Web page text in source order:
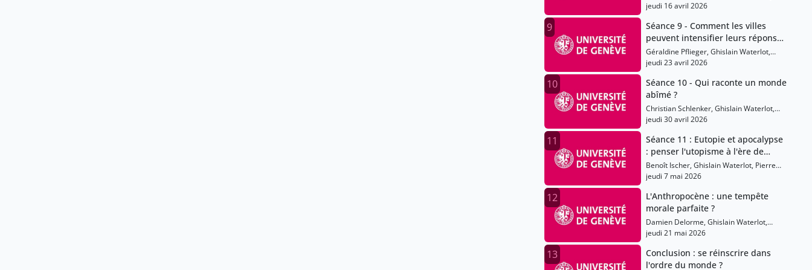
Dao, Julien Goy, Pauline Plagnat
jeudi 16 avril 2026
9
Séance 9 - Comment les villes
peuvent intensifier leurs réponses
face aux changements climatiques
Géraldine Pflieger, Ghislain Waterlot,
Pierre Gillouard, Hy Dao, Julien Goy
jeudi 23 avril 2026
10
Séance 10 - Qui raconte un monde
abîmé ?
Christian Schlenker, Ghislain Waterlot,
Pierre Gillouard, Hy Dao, Julien Goy
jeudi 30 avril 2026
11
Séance 11 : Eutopie et apocalypse
: penser l'utopisme à l'ère de
l'Anthropocène
Benoît Ischer, Ghislain Waterlot, Pierre
Gillouard, Hy Dao, Julien Goy
jeudi 7 mai 2026
12
L'Anthropocène : une tempête
morale parfaite ?
Damien Delorme, Ghislain Waterlot,
Pierre Gillouard, Hy Dao, Julien Goy
jeudi 21 mai 2026
13
Conclusion : se réinscrire dans
l'ordre du monde ?